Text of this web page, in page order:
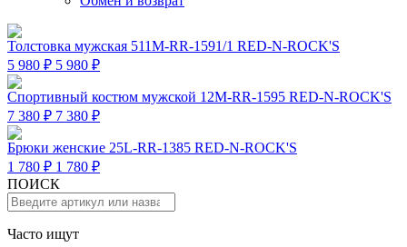
Толстовка мужская 511M-RR-1591/1 RED-N-ROCK'S
5 980 ₽ 5 980 ₽
Спортивный костюм мужской 12M-RR-1595 RED-N-ROCK'S
7 380 ₽ 7 380 ₽
Брюки женские 25L-RR-1385 RED-N-ROCK'S
1 780 ₽ 1 780 ₽
ПОИСК
Часто ищут